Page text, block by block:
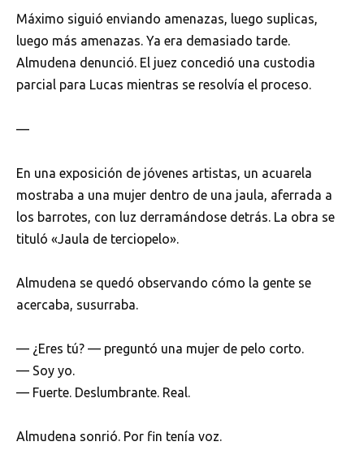
Máximo siguió enviando amenazas, luego suplicas,
luego más amenazas. Ya era demasiado tarde.
Almudena denunció. El juez concedió una custodia
parcial para Lucas mientras se resolvía el proceso.
—
En una exposición de jóvenes artistas, un acuarela
mostraba a una mujer dentro de una jaula, aferrada a
los barrotes, con luz derramándose detrás. La obra se
tituló «Jaula de terciopelo».
Almudena se quedó observando cómo la gente se
acercaba, susurraba.
— ¿Eres tú? — preguntó una mujer de pelo corto.
— Soy yo.
— Fuerte. Deslumbrante. Real.
Almudena sonrió. Por fin tenía voz.